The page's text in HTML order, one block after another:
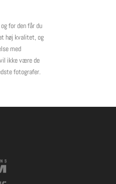
for den får du
høj kvalitet, og
med
ikke være de
fotografer.